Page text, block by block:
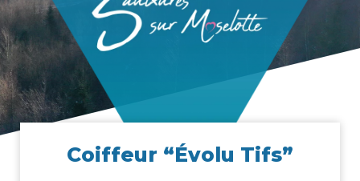
Coif­feur “Évo­lu Tifs”